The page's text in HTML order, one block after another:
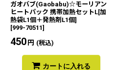
ガオバブ(Gaobabu)☆モーリアン
ヒートパック 携帯加熱セットL[加
熱袋L1個＋発熱剤L1個]
[999-70511]
450円 (税込)
カートに入れる